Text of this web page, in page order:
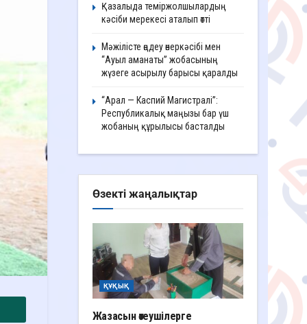
Қазалыда теміржолшылардың
кәсіби мерекесі аталып өтті
Мәжілісте өңдеу өнеркәсібі мен
“Ауыл аманаты” жобасының
жүзеге асырылу барысы қаралды
“Арал — Каспий Магистралі”:
Республикалық маңызы бар үш
жобаның құрылысы басталды
Өзекті жаңалықтар
ҚҰҚЫҚ
Жазасын өтеушілерге